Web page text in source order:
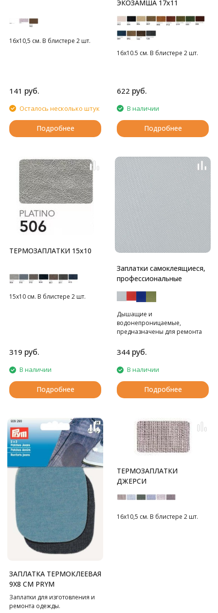
16х10,5 см. В блистере 2 шт.
141 руб.
Осталось несколько штук
Подробнее
ЭКОЗАМША 17x11
16х10.5 см. В блистере 2 шт.
622 руб.
В наличии
Подробнее
ТЕРМОЗАПЛАТКИ 15х10
15х10 см. В блистере 2 шт.
319 руб.
В наличии
Подробнее
Заплатки самоклеящиеся,
профессиональные
Дышащие и
водонепроницаемые,
предназначены для ремонта
спортивной одежды.
344 руб.
В наличии
Подробнее
ЗАПЛАТКА ТЕРМОКЛЕЕВАЯ
9Х8 СМ PRYM
Заплатки для изготовления и
ремонта одежды.
ТЕРМОЗАПЛАТКИ
ДЖЕРСИ
16х10,5 см. В блистере 2 шт.